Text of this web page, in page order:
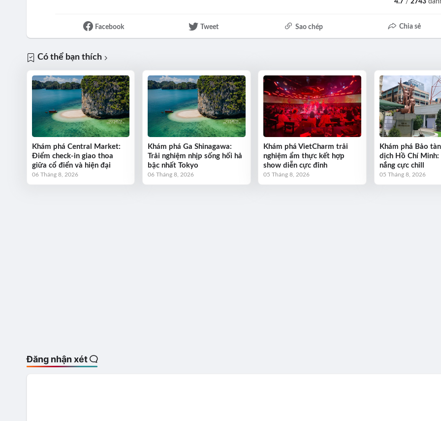
4.7 /2743
Facebook Tweet Sao chép Chia sẻ
Có thể bạn thích
Khám phá Central Market:
Điểm check-in giao thoa
giữa cổ điển và hiện đại
06 Tháng 8, 2026
Khám phá Ga Shinagawa:
Trải nghiệm nhịp sống hối hả
bậc nhất Tokyo
06 Tháng 8, 2026
Khám phá VietCharm trải
nghiệm ẩm thực kết hợp
show diễn cực đỉnh
05 Tháng 8, 2026
Khám phá Bảo
dịch Hồ Chí Minh:
nắng cực chill
05 Tháng 8, 2026
Đăng nhận xét